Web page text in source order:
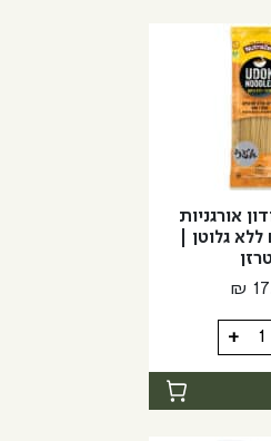
אורגניות
גלוטן |
₪
+